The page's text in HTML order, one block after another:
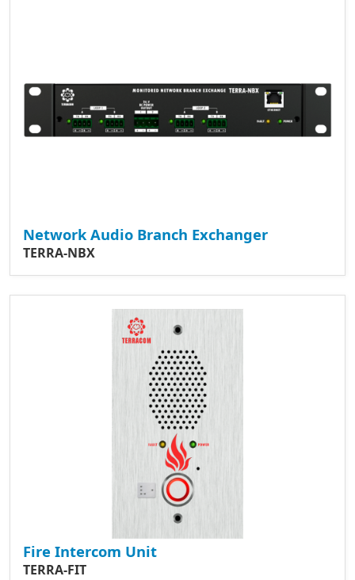
Network Audio Branch Exchanger
TERRA-NBX
Fire Intercom Unit
TERRA-FIT